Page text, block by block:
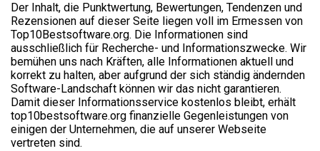
Der Inhalt, die Punktwertung, Bewertungen, Tendenzen und
Rezensionen auf dieser Seite liegen voll im Ermessen von
Top10Bestsoftware.org. Die Informationen sind
ausschließlich für Recherche- und Informationszwecke. Wir
bemühen uns nach Kräften, alle Informationen aktuell und
korrekt zu halten, aber aufgrund der sich ständig ändernden
Software-Landschaft können wir das nicht garantieren.
Damit dieser Informationsservice kostenlos bleibt, erhält
top10bestsoftware.org finanzielle Gegenleistungen von
einigen der Unternehmen, die auf unserer Webseite
vertreten sind.